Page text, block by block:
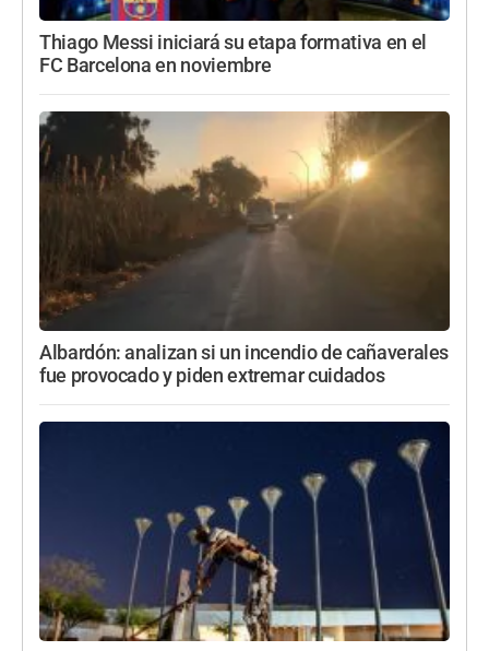
Thiago Messi iniciará su etapa formativa en el
FC Barcelona en noviembre
Albardón: analizan si un incendio de cañaverales
fue provocado y piden extremar cuidados